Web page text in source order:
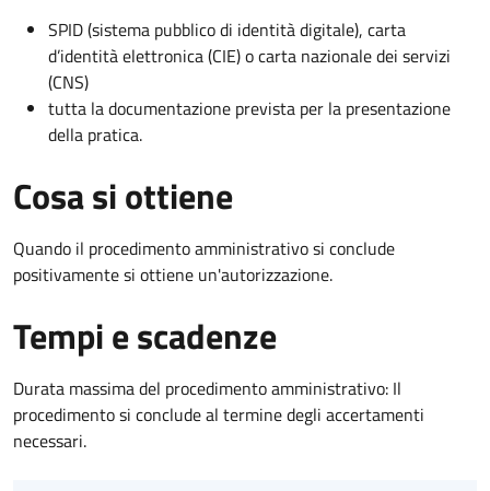
SPID (sistema pubblico di identità digitale), carta
d’identità elettronica (CIE) o carta nazionale dei servizi
(CNS)
tutta la documentazione prevista per la presentazione
della pratica.
Cosa si ottiene
Quando il procedimento amministrativo si conclude
positivamente si ottiene un'autorizzazione.
Tempi e scadenze
Durata massima del procedimento amministrativo: Il
procedimento si conclude al termine degli accertamenti
necessari.